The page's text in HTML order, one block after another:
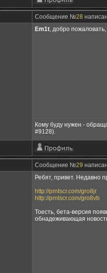
Сообщение №28
Em1t, добро
Кому буду нужен -
#9128).
Сообщение №29
Ребят, привет. Недавно
http://prntscr.com/gro8jr
http://prntscr.com/gro8vb
Тоесть, бета-версия
обнадеживающая